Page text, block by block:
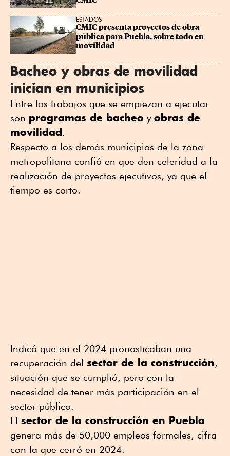
ESTADOS
CMIC presenta proyectos de obra
pública para Puebla, sobre todo en
movilidad
Bacheo y obras de movilidad
inician en municipios
Entre los trabajos que se empiezan a ejecutar
son programas de bacheo y obras de
movilidad .
Respecto a los demás municipios de la zona
metropolitana confió en que den celeridad a la
realización de proyectos ejecutivos, ya que el
tiempo es corto.
Indicó que en el 2024 pronosticaban una
recuperación del sector de la construcción,
situación que se cumplió, pero con la
necesidad de tener más participación en el
sector público.
El sector de la construcción en Puebla
genera más de 50,000 empleos formales, cifra
con la que cerró en 2024.